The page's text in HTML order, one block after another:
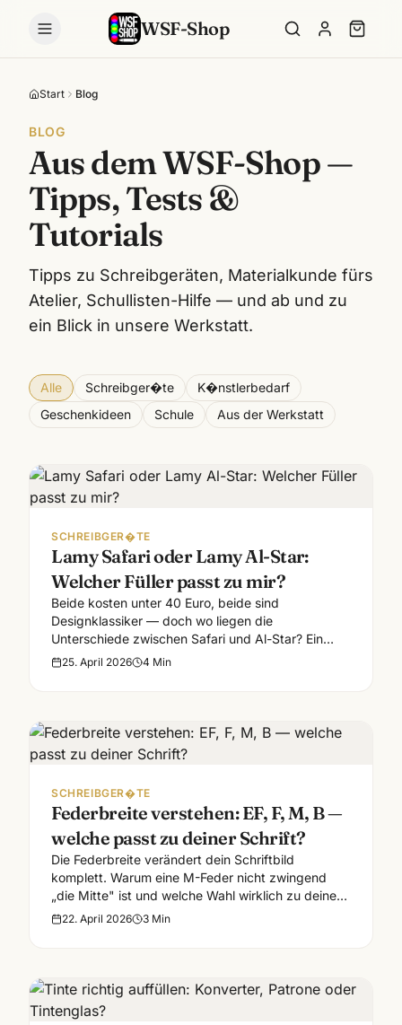
WSF-Shop
Start Blog
BLOG
Aus dem WSF-Shop —
Tipps, Tests &
Tutorials
Tipps zu Schreibgeräten, Materialkunde fürs
Atelier, Schullisten-Hilfe — und ab und zu
ein Blick in unsere Werkstatt.
Alle Schreibger�te
K�nstlerbedarf
Geschenkideen
Schule Aus der Werkstatt
SCHREIBGER�TE
Lamy Safari oder Lamy Al-Star:
Welcher Füller passt zu mir?
Beide kosten unter 40 Euro, beide sind
Designklassiker — doch wo liegen die
Unterschiede zwischen Safari und Al-Star? Ein
praktischer Vergleich.
25. April 2026 4 Min
SCHREIBGER�TE
Federbreite verstehen: EF, F, M, B —
welche passt zu deiner Schrift?
Die Federbreite verändert dein Schriftbild
komplett. Warum eine M-Feder nicht zwingend
„die Mitte" ist und welche Wahl wirklich zu deiner
Hand passt.
22. April 2026 3 Min